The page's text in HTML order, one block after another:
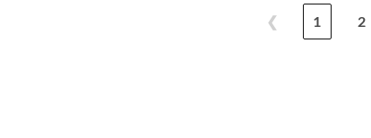
❮ 1 2